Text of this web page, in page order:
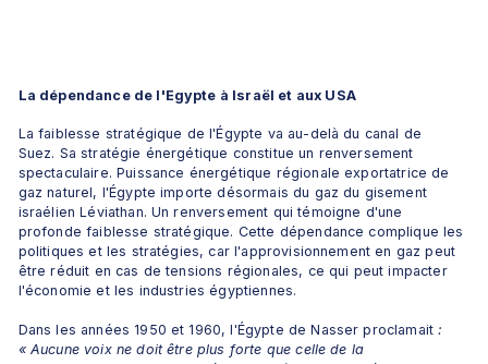
La dépendance de l'Egypte à Israël et aux USA
La faiblesse stratégique de l'Égypte va au-delà du canal de
Suez. Sa stratégie énergétique constitue un renversement
spectaculaire. Puissance énergétique régionale exportatrice de
gaz naturel, l'Égypte importe désormais du gaz du gisement
israélien Léviathan. Un renversement qui témoigne d'une
profonde faiblesse stratégique. Cette dépendance complique les
politiques et les stratégies, car l'approvisionnement en gaz peut
être réduit en cas de tensions régionales, ce qui peut impacter
l'économie et les industries égyptiennes.
Dans les années 1950 et 1960, l'Égypte de Nasser proclamait :
« Aucune voix ne doit être plus forte que celle de la